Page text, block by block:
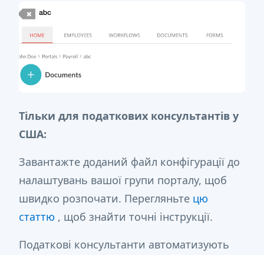
Тільки для податкових консультантів у
США:
Завантажте доданий файл конфігурації до
налаштувань вашої групи порталу, щоб
швидко розпочати. Перегляньте цю
статтю , щоб знайти точні інструкції.
Податкові консультанти автоматизують